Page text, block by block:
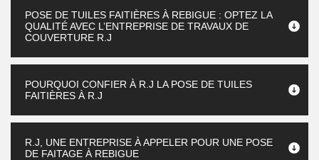
POSE DE TUILES FAITIÈRES À REBIGUE : OPTEZ LA
QUALITÉ AVEC L’ENTREPRISE DE TRAVAUX DE
COUVERTURE R.J
POURQUOI CONFIER À R.J LA POSE DE TUILES
FAITIÈRES À R.J
R.J, UNE ENTREPRISE À APPELER POUR UNE POSE
DE FAITAGE À REBIGUE